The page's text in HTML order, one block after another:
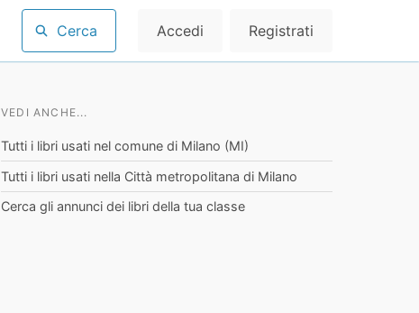
Cerca Accedi Registrati
VEDI ANCHE...
Tutti i libri usati nel comune di Milano (MI)
Tutti i libri usati nella Città metropolitana di Milano
Cerca gli annunci dei libri della tua classe